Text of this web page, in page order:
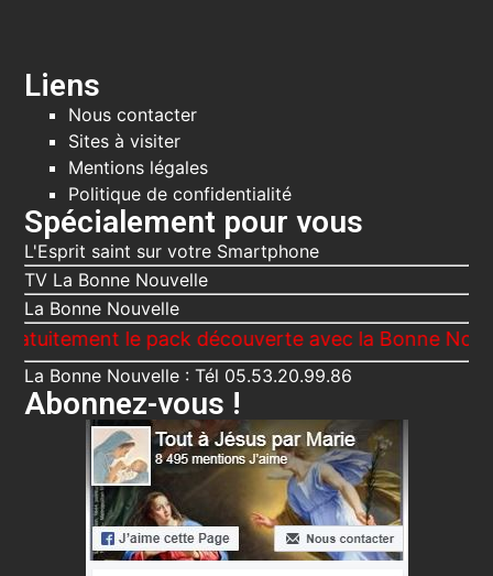
Liens
Nous contacter
Sites à visiter
Mentions légales
Politique de confidentialité
Spécialement pour vous
L'Esprit saint sur votre Smartphone
TV La Bonne Nouvelle
La Bonne Nouvelle
le pack découverte avec la Bonne Nouvelle,
La Bonne Nouvelle : Tél 05.53.20.99.86
Abonnez-vous !